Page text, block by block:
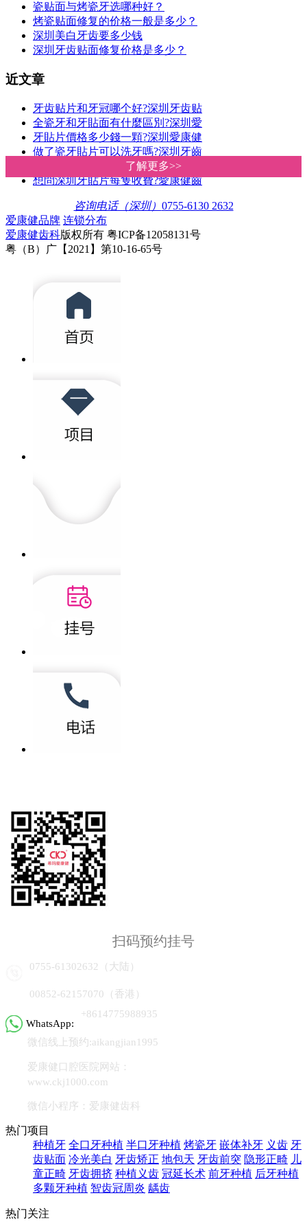
了解更多>>
了解更多>>
瓷贴面与烤瓷牙选哪种好？
烤瓷贴面修复的价格一般是多少？
深圳美白牙齿要多少钱
深圳牙齿贴面修复价格是多少？
近文章
牙齿贴片和牙冠哪个好?深圳牙齿贴
全瓷牙和牙貼面有什麼區別?深圳愛
牙貼片價格多少錢一顆?深圳愛康健
做了瓷牙貼片可以洗牙嗎?深圳牙齒
做瓷貼面會造成牙齒敏感嗎?深圳牙
想問深圳牙貼片每隻收費?愛康健齒
咨询电话（深圳） 0755-6130 2632
爱康健品牌 连锁分布
爱康健齿科版权所有 粤ICP备12058131号
粤（B）广【2021】第10-16-65号
扫码预约挂号
0755-61302632（大陆）
00852-62157070（香港）
WhatsApp:
+8614775988935
微信线上预约:aikangjian1995
爱康健口腔医院网站：
www.ckj1000.com
微信小程序：爱康健齿科
热门项目
种植牙 全口牙种植 半口牙种植 烤瓷牙 嵌体补牙 义齿 牙
齿贴面 冷光美白 牙齿矫正 地包天 牙齿前突 隐形正畸 儿
童正畸 牙齿拥挤 种植义齿 冠延长术 前牙种植 后牙种植
多颗牙种植 智齿冠周炎 龋齿
热门关注